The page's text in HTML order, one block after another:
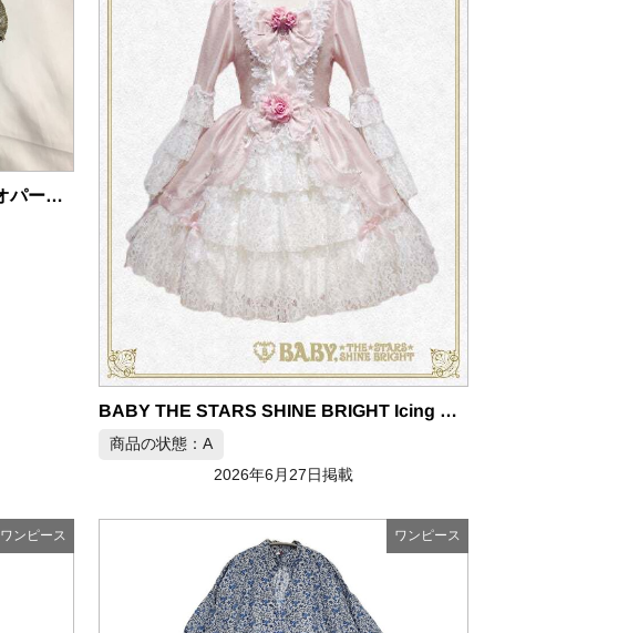
John Galliano ジョン ガリアーノ レオパード柄ワンピース
BABY THE STARS SHINE BRIGHT Icing Princess ワンピース ピンク
商品の状態：A
2026年6月27日掲載
ワンピース ワンピース